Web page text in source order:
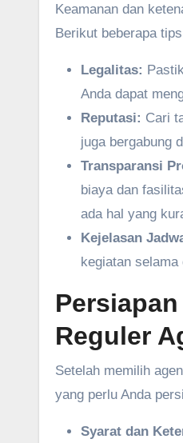
Keamanan dan
Berikut beberapa
Legalitas:
Anda dapat
Reputasi: Cari
juga bergabung
Transparansi
biaya dan
ada hal yang
Kejelasan
kegiatan
Reguler
Setelah memilih
yang perlu Anda
Syarat dan